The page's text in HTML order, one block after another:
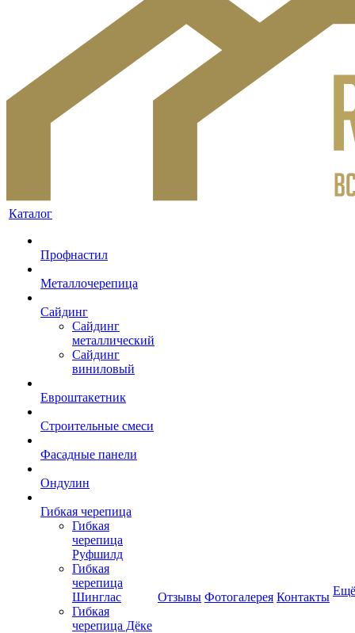
Каталог
Профнастил
Металлочерепица
Сайдинг
Сайдинг
металлический
Сайдинг
виниловый
Евроштакетник
Строительные смеси
Фасадные панели
Ондулин
Гибкая черепица
Гибкая
черепица
Руфшилд
Гибкая
черепица
Шинглас
Гибкая
черепица Дёке
Отзывы Фотогалерея Контакты Ещё